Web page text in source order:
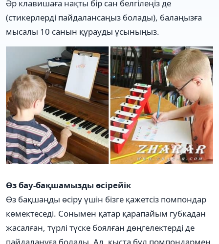
Әр клавишаға нақты бір сан белгілеңіз де
(стикерлерді пайдалансаңыз болады), балаңызға
мысалы 10 санын құрауды ұсыныңыз.
Өз бау-бақшамызды өсірейік
Өз бақшаңды өсіру үшін бізге қажетсіз помпондар
көмектеседі. Сонымен қатар қарапайым губкадан
жасалған, түрлі түске боялған дөңгелектерді де
пайдалануға болады. Ал, қыста бұл помпондармен